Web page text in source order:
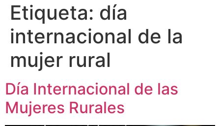
Etiqueta: día
internacional de la
mujer rural
Día Internacional de las
Mujeres Rurales